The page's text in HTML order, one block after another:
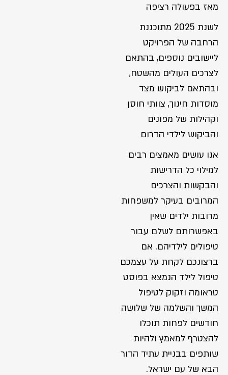
מאז בפעולה רציפה
לשנת 2025 מתוכננת
הרחבה של הפרויקט
ליישובים נוספים, בהתאם
לצרכים העולים מהשטח,
ובהתאם לביקוש מצד
מוסדות חינוך, צוותי חוסן
וקהילות של מפונים
והביקוש לילדי הדרום
אנו עושים מאמצים רבים
למילוי כל הדרישות
והבקשות והצרכים
המרובים בעיקר למשפחות
מרובות ילדים שאין
באפשרותם לשלם עבור
טיפולים לילדיהם. אם
ברצונכם לקחת על עצמכם
טיפול לילד הנמצא בפוסט
טראומה וזקוק לטיפול
המשך והשלמה של שלושה
חודשים לפחות תוכלו
להצטרף למאמץ ולהיות
שותפים בבניית עתיד הדור
הבא של עם ישראל.